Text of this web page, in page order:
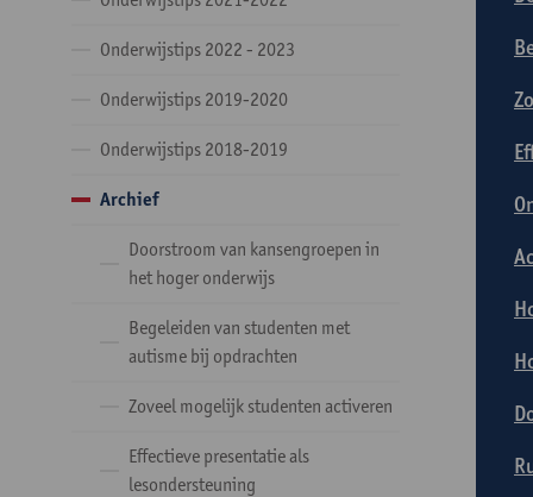
Onderwijstips 2022 - 2023
Onderwijstips 2019-2020
Onderwijstips 2018-2019
Archief
Doorstroom van kansengroepen in
het hoger onderwijs
Begeleiden van studenten met
autisme bij opdrachten
Zoveel mogelijk studenten activeren
Effectieve presentatie als
lesondersteuning